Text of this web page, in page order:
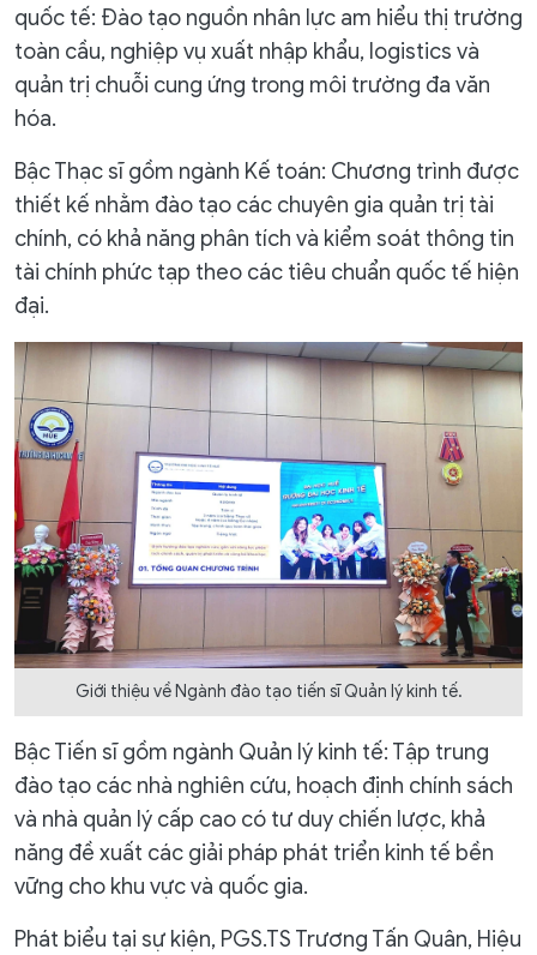
quốc tế: Đào tạo nguồn nhân lực am hiểu thị trường
toàn cầu, nghiệp vụ xuất nhập khẩu, logistics và
quản trị chuỗi cung ứng trong môi trường đa văn
hóa.
Bậc Thạc sĩ gồm ngành Kế toán: Chương trình được
thiết kế nhằm đào tạo các chuyên gia quản trị tài
chính, có khả năng phân tích và kiểm soát thông tin
tài chính phức tạp theo các tiêu chuẩn quốc tế hiện
đại.
Giới thiệu về Ngành đào tạo tiến sĩ Quản lý kinh tế.
Bậc Tiến sĩ gồm ngành Quản lý kinh tế: Tập trung
đào tạo các nhà nghiên cứu, hoạch định chính sách
và nhà quản lý cấp cao có tư duy chiến lược, khả
năng đề xuất các giải pháp phát triển kinh tế bền
vững cho khu vực và quốc gia.
Phát biểu tại sự kiện, PGS.TS Trương Tấn Quân, Hiệu